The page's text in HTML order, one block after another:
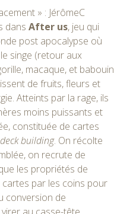
» : JérômeC
dans After us, jeu qui
post apocalypse où
singe (retour aux
macaque, et babouin
de fruits, fleurs et
Atteints par la rage, ils
moins puissants et
constituée de cartes
deckbuilding. On récolte
on recrute de
les propriétés de
cartes par les coins pour
conversion de